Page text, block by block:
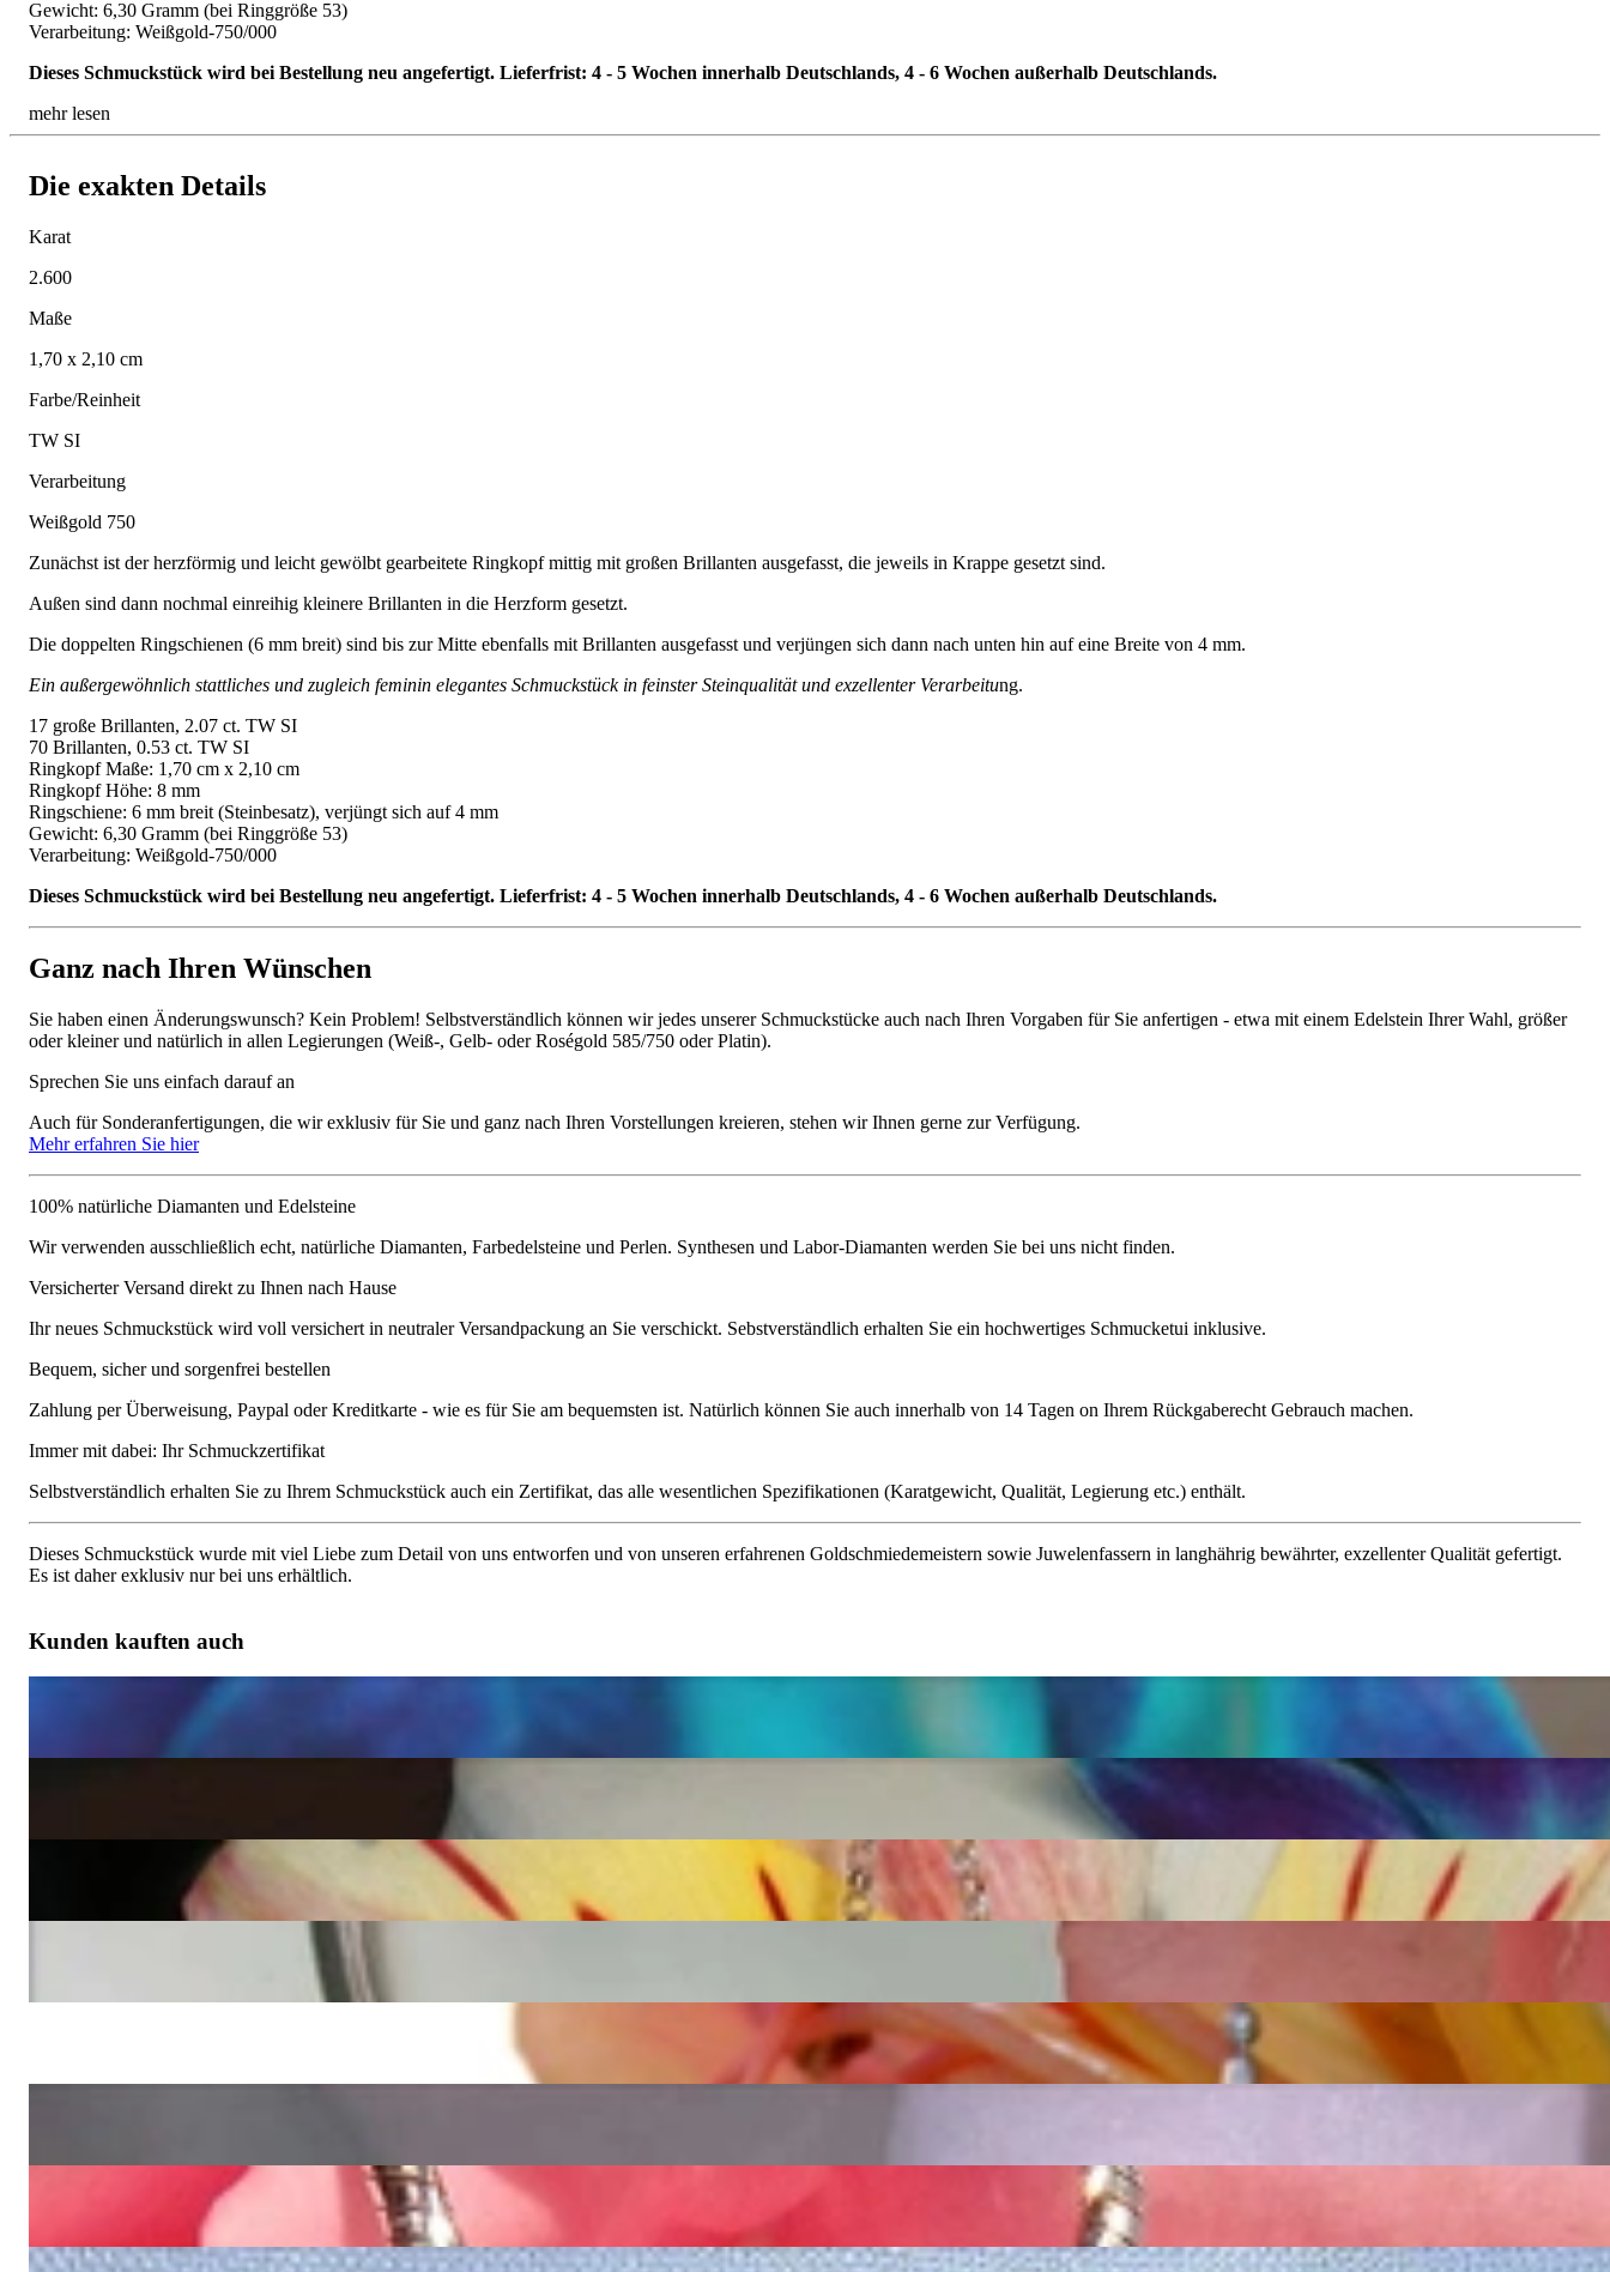
Gewicht: 6,30 Gramm (bei Ringgröße 53)
Verarbeitung: Weißgold-750/000
Dieses Schmuckstück wird bei Bestellung neu angefertigt. Lieferfrist: 4 - 5 Wochen innerhalb Deutschlands, 4 - 6 Wochen außerhalb Deutschlands.
mehr lesen
Die exakten Details
Karat
2.600
Maße
1,70 x 2,10 cm
Farbe/Reinheit
TW SI
Verarbeitung
Weißgold 750
Zunächst ist der herzförmig und leicht gewölbt gearbeitete Ringkopf mittig mit großen Brillanten ausgefasst, die jeweils in Krappe gesetzt sind.
Außen sind dann nochmal einreihig kleinere Brillanten in die Herzform gesetzt.
Die doppelten Ringschienen (6 mm breit) sind bis zur Mitte ebenfalls mit Brillanten ausgefasst und verjüngen sich dann nach unten hin auf eine Breite von 4 mm.
Ein außergewöhnlich stattliches und zugleich feminin elegantes Schmuckstück in feinster Steinqualität und exzellenter Verarbeitung.
17 große Brillanten, 2.07 ct. TW SI
70 Brillanten, 0.53 ct. TW SI
Ringkopf Maße: 1,70 cm x 2,10 cm
Ringkopf Höhe: 8 mm
Ringschiene: 6 mm breit (Steinbesatz), verjüngt sich auf 4 mm
Gewicht: 6,30 Gramm (bei Ringgröße 53)
Verarbeitung: Weißgold-750/000
Dieses Schmuckstück wird bei Bestellung neu angefertigt. Lieferfrist: 4 - 5 Wochen innerhalb Deutschlands, 4 - 6 Wochen außerhalb Deutschlands.
Ganz nach Ihren Wünschen
Sie haben einen Änderungswunsch? Kein Problem! Selbstverständlich können wir jedes unserer Schmuckstücke auch nach Ihren Vorgaben für Sie anfertigen - etwa mit einem Edelstein Ihrer Wahl, größer
oder kleiner und natürlich in allen Legierungen (Weiß-, Gelb- oder Roségold 585/750 oder Platin).
Sprechen Sie uns einfach darauf an
Auch für Sonderanfertigungen, die wir exklusiv für Sie und ganz nach Ihren Vorstellungen kreieren, stehen wir Ihnen gerne zur Verfügung.
Mehr erfahren Sie hier
100% natürliche Diamanten und Edelsteine
Wir verwenden ausschließlich echt, natürliche Diamanten, Farbedelsteine und Perlen. Synthesen und Labor-Diamanten werden Sie bei uns nicht finden.
Versicherter Versand direkt zu Ihnen nach Hause
Ihr neues Schmuckstück wird voll versichert in neutraler Versandpackung an Sie verschickt. Sebstverständlich erhalten Sie ein hochwertiges Schmucketui inklusive.
Bequem, sicher und sorgenfrei bestellen
Zahlung per Überweisung, Paypal oder Kreditkarte - wie es für Sie am bequemsten ist. Natürlich können Sie auch innerhalb von 14 Tagen on Ihrem Rückgaberecht Gebrauch machen.
Immer mit dabei: Ihr Schmuckzertifikat
Selbstverständlich erhalten Sie zu Ihrem Schmuckstück auch ein Zertifikat, das alle wesentlichen Spezifikationen (Karatgewicht, Qualität, Legierung etc.) enthält.
Dieses Schmuckstück wurde mit viel Liebe zum Detail von uns entworfen und von unseren erfahrenen Goldschmiedemeistern sowie Juwelenfassern in langhährig bewährter, exzellenter Qualität gefertigt.
Es ist daher exklusiv nur bei uns erhältlich.
Kunden kauften auch
Interessanter Brillanten Herz Anhänger
Wundervoller Diamanten Herz Anhänger (2,09 ct.)
Graziler Diamanten Anhänger im Herz Design